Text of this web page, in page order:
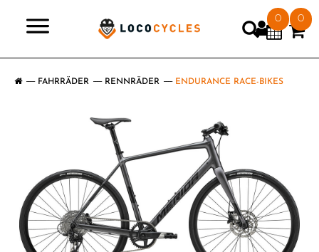
0 0
FAHRRÄDER RENNRÄDER ENDURANCE RACE-BIKES